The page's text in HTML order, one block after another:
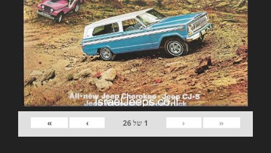
«
‹
1 של26
›
»